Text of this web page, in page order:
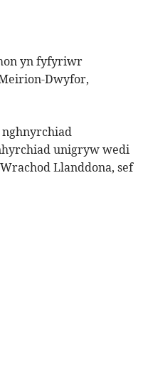
yn fyfyriwr
Dwyfor,
unigryw wedi
Llanddona, sef